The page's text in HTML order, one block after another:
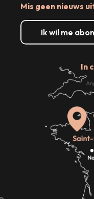
Mis geen nieuws
Ik wil me
In